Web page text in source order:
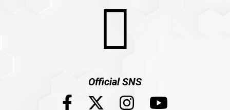
Official SNS